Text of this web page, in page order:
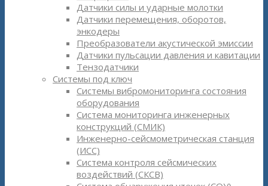
Датчики силы и ударные молотки
Датчики перемещения, оборотов,
энкодеры
Преобразователи акустической эмиссии
Датчики пульсации давления и кавитации
Тензодатчики
Системы под ключ
Системы вибромониторинга состояния
оборудования
Система мониторинга инженерных
конструкций (СМИК)
Инженерно-сейсмометрическая станция
(ИСС)
Система контроля сейсмических
воздействий (СКСВ)